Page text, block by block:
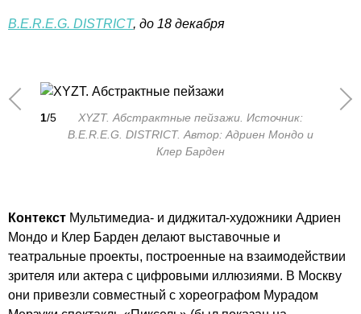
B.E.R.E.G. DISTRICT, до 18 декабря
1/5
XYZT. Абстрактные пейзажи. Источник:
B.E.R.E.G. DISTRICT. Автор: Адриен Мондо и
Клер Барден
Контекст Мультимедиа- и диджитал-художники Адриен
Мондо и Клер Барден делают выставочные и
театральные проекты, построенные на взаимодействии
зрителя или актера с цифровыми иллюзиями. В Москву
они привезли совместный с хореографом Мурадом